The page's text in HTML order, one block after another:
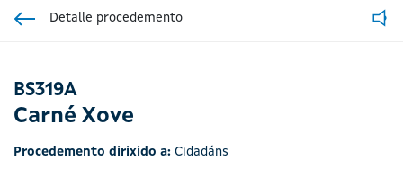
Detalle procedemento
BS319A
Carné Xove
Procedemento dirixido a: Cidadáns